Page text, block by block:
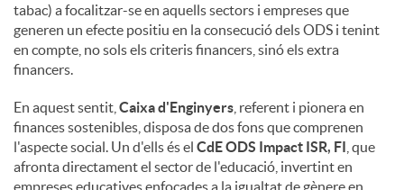
tabac) a focalitzar-se en aquells sectors i empreses que
generen un efecte positiu en la consecució dels ODS i tenint
en compte, no sols els criteris financers, sinó els extra
financers.
En aquest sentit, Caixa d'Enginyers , referent i pionera en
finances sostenibles, disposa de dos fons que comprenen
l'aspecte social. Un d'ells és el CdE ODS Impact ISR, FI , que
afronta directament el sector de l'educació, invertint en
empreses educatives enfocades a la igualtat de gènere en